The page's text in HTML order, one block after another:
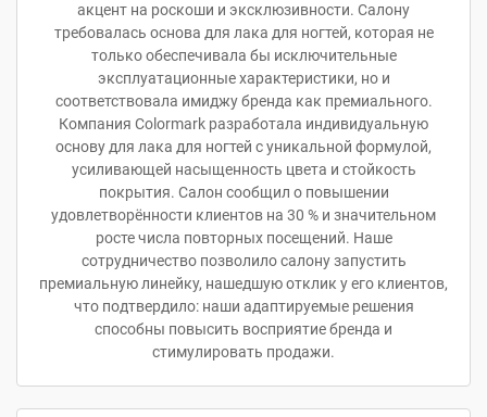
акцент на роскоши и эксклюзивности. Салону
требовалась основа для лака для ногтей, которая не
только обеспечивала бы исключительные
эксплуатационные характеристики, но и
соответствовала имиджу бренда как премиального.
Компания Colormark разработала индивидуальную
основу для лака для ногтей с уникальной формулой,
усиливающей насыщенность цвета и стойкость
покрытия. Салон сообщил о повышении
удовлетворённости клиентов на 30 % и значительном
росте числа повторных посещений. Наше
сотрудничество позволило салону запустить
премиальную линейку, нашедшую отклик у его клиентов,
что подтвердило: наши адаптируемые решения
способны повысить восприятие бренда и
стимулировать продажи.